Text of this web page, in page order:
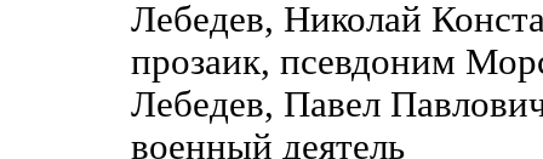
Лебедев, Николай
прозаик, псевдоним
Лебедев, Павел
военный деятель